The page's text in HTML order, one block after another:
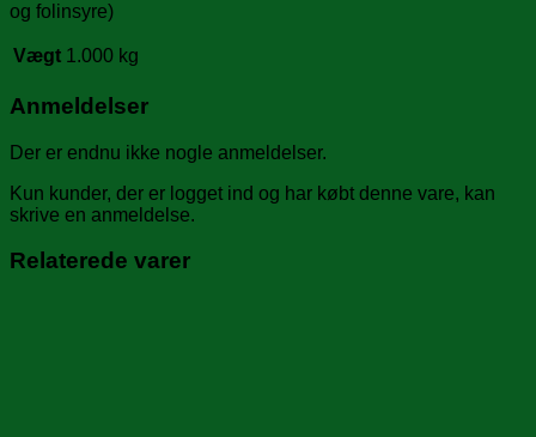
og folinsyre)
Vægt 1.000 kg
Anmeldelser
Der er endnu ikke nogle anmeldelser.
Kun kunder, der er logget ind og har købt denne vare, kan
skrive en anmeldelse.
Relaterede varer